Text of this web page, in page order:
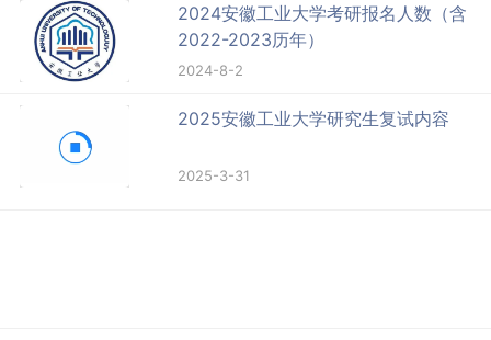
2024安徽工业大学考研报名人数（含
2022-2023历年）
2024-8-2
2025安徽工业大学研究生复试内容
2025-3-31